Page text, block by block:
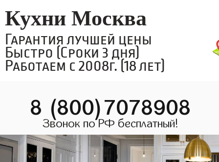
Кухни Москва
Гарантия лучшей цены
Быстро (Сроки 3 дня)
Работаем с 2008г. (18 лет)
8 (800)7078908
Звонок по РФ бесплатный!